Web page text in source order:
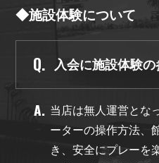
◆施設体験について
入会に施設体験
当店は無人運営とな
ーターの操作方法、
き、安全にプレーを